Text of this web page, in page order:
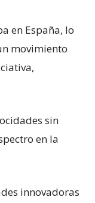
en España, lo
movimiento
sin
en la
innovadoras